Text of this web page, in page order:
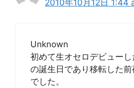
2010年10月12日 1:44
Unknown
初めて生オセロデビュー
の誕生日であり移転した
でした。